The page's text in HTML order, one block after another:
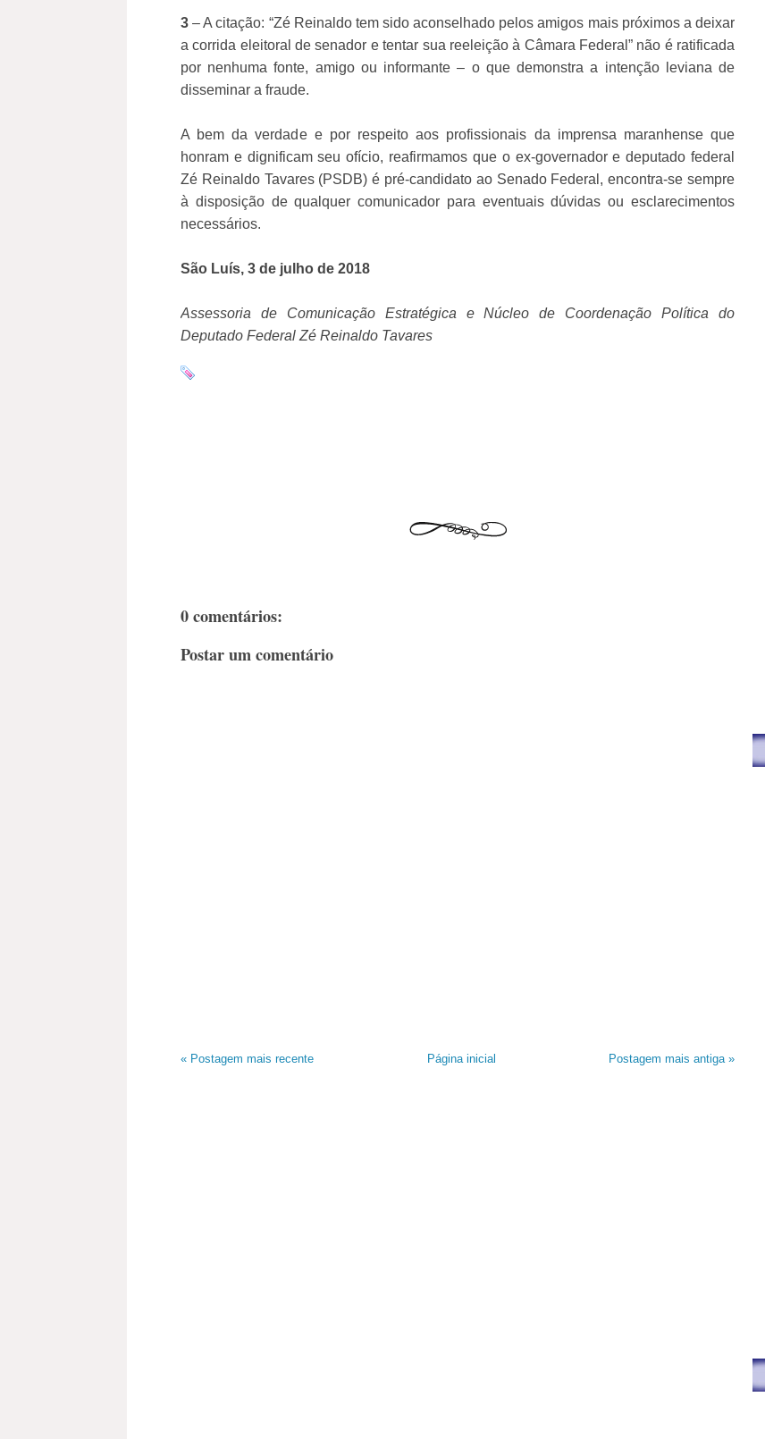
3 – A citação: “Zé Reinaldo tem sido aconselhado pelos amigos mais próximos a deixar
a corrida eleitoral de senador e tentar sua reeleição à Câmara Federal” não é ratificada
por nenhuma fonte, amigo ou informante – o que demonstra a intenção leviana de
disseminar a fraude.
A bem da verdade e por respeito aos profissionais da imprensa maranhense que
honram e dignificam seu ofício, reafirmamos que o ex-governador e deputado federal
Zé Reinaldo Tavares (PSDB) é pré-candidato ao Senado Federal, encontra-se sempre
à disposição de qualquer comunicador para eventuais dúvidas ou esclarecimentos
necessários.
São Luís, 3 de julho de 2018
Assessoria de Comunicação Estratégica e Núcleo de Coordenação Política do
Deputado Federal Zé Reinaldo Tavares
0 comentários:
Postar um comentário
« Postagem mais recente Postagem mais antiga »
Página inicial